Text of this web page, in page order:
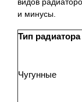
и минусы.
Тип радиатора
Чугунные